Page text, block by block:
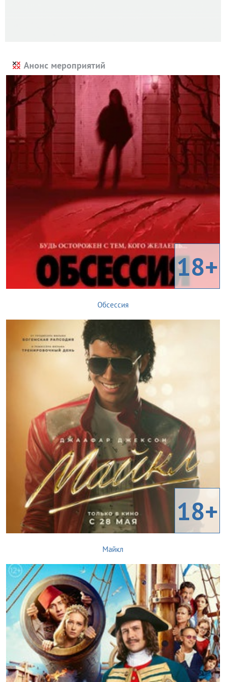
Анонс мероприятий
18+
Обсессия
18+
Майкл